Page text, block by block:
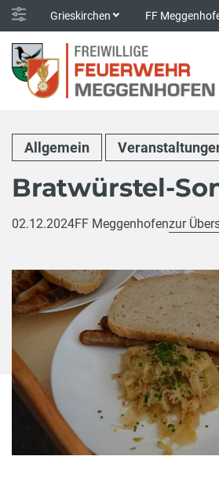
Grieskirchen FF
Allgemein
Bratwürstel-
02.12.2024FF Meggenhofenzur